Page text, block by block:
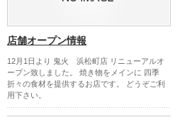
店舗オープン情報
12月1日より 鬼火 浜松町店 リニューアルオ
ープン致しました。 焼き物をメインに 四季
折々の食材を提供するお店です。 どうぞご利
用下さい。